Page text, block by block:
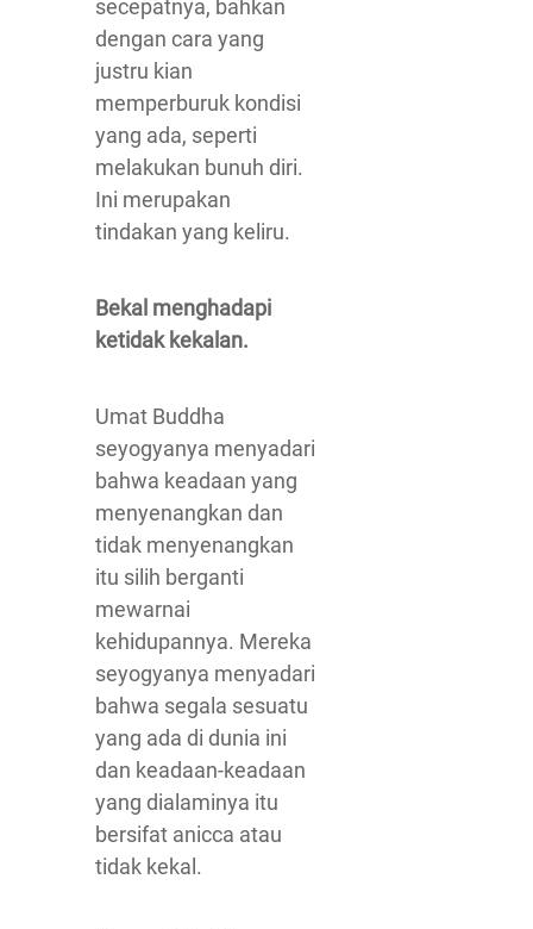
secepatnya, bahkan
dengan cara yang
justru kian
memperburuk kondisi
yang ada, seperti
melakukan bunuh diri.
Ini merupakan
tindakan yang keliru.
Bekal menghadapi
ketidak kekalan.
Umat Buddha
seyogyanya menyadari
bahwa keadaan yang
menyenangkan dan
tidak menyenangkan
itu silih berganti
mewarnai
kehidupannya. Mereka
seyogyanya menyadari
bahwa segala sesuatu
yang ada di dunia ini
dan keadaan-keadaan
yang dialaminya itu
bersifat anicca atau
tidak kekal.